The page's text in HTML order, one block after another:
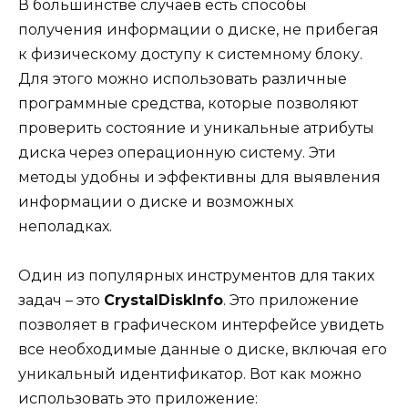
В большинстве случаев есть способы
получения информации о диске, не прибегая
к физическому доступу к системному блоку.
Для этого можно использовать различные
программные средства, которые позволяют
проверить состояние и уникальные атрибуты
диска через операционную систему. Эти
методы удобны и эффективны для выявления
информации о диске и возможных
неполадках.
Один из популярных инструментов для таких
задач – это CrystalDiskInfo. Это приложение
позволяет в графическом интерфейсе увидеть
все необходимые данные о диске, включая его
уникальный идентификатор. Вот как можно
использовать это приложение: